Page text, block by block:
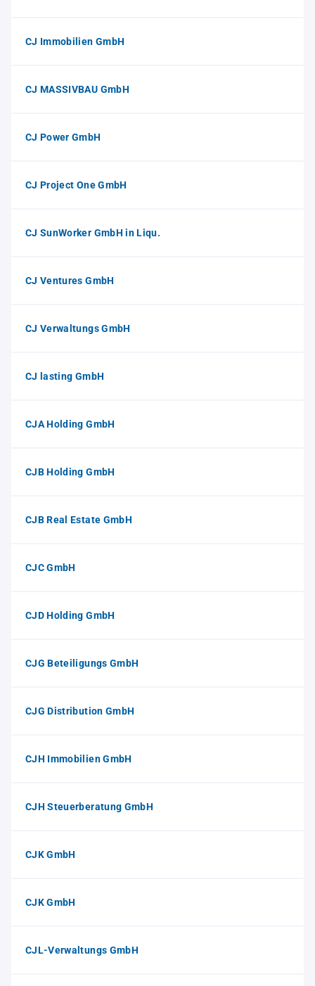
CJ Immobilien GmbH
CJ MASSIVBAU GmbH
CJ Power GmbH
CJ Project One GmbH
CJ SunWorker GmbH in Liqu.
CJ Ventures GmbH
CJ Verwaltungs GmbH
CJ lasting GmbH
CJA Holding GmbH
CJB Holding GmbH
CJB Real Estate GmbH
CJC GmbH
CJD Holding GmbH
CJG Beteiligungs GmbH
CJG Distribution GmbH
CJH Immobilien GmbH
CJH Steuerberatung GmbH
CJK GmbH
CJK GmbH
CJL-Verwaltungs GmbH